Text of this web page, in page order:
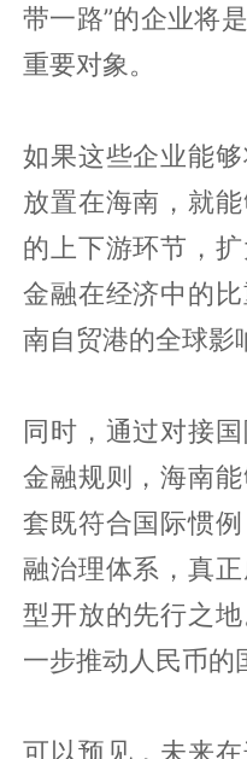
带一路”的企业将
重要对象。
如果这些企业能
放置在海南，就
的上下游环节，
金融在经济中的
南自贸港的全球影
同时，通过对接
金融规则，海南
套既符合国际惯
融治理体系，真
型开放的先行之
一步推动人民币的
可以预见，未来